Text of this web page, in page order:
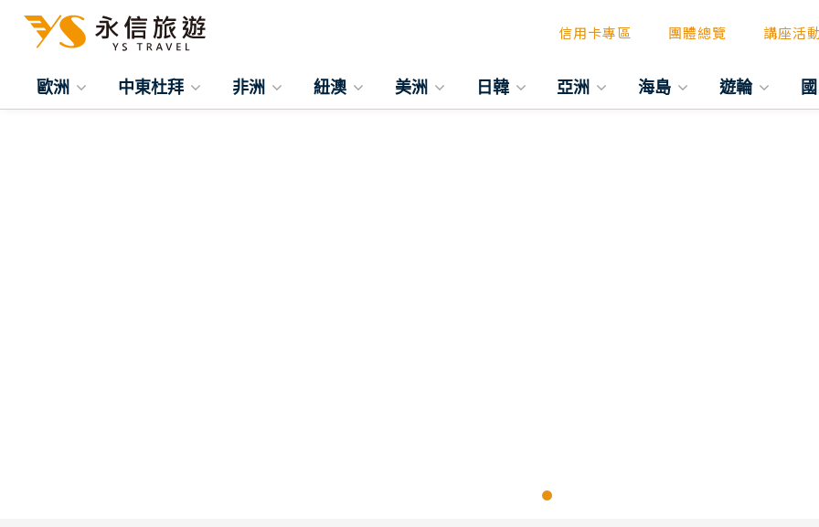
信用卡專區 團體總覽 講座活
歐洲 中東杜拜 非洲 紐澳 美洲 日韓 亞洲 海島 遊輪